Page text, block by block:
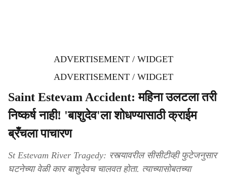
ADVERTISEMENT / WIDGET
ADVERTISEMENT / WIDGET
Saint Estevam Accident: महिना उलटला तरी
निष्कर्ष नाही! 'बाशुदेव'ला शोधण्यासाठी क्राईम
ब्रँचला पाचारण
St Estevam River Tragedy: रस्त्यावरील सीसीटीव्ही फुटेजनुसार
घटनेच्या वेळी कार बाशुदेवच चालवत होता. त्याच्यासोबतच्या